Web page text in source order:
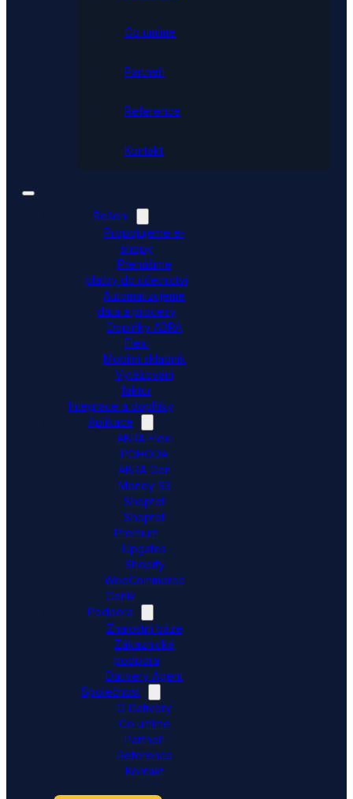
Co umíme
Partneři
Reference
Kontakt
Řešení
Propojujeme e-
shopy
Přenášíme
platby do účetnictví
Automatizujeme
data a procesy
Doplňky ABRA
Flexi
Mobilní skladník
Vytěžování
faktur
Integrace a doplňky
Aplikace
ABRA Flexi
POHODA
ABRA Gen
Money S3
Shoptet
Shoptet
Premium
Upgates
Shopify
WooCommerce
Ceník
Podpora
Znalostní báze
Zákaznická
podpora
Dativery Agent
Společnost
O Dativery
Co umíme
Partneři
Reference
Kontakt